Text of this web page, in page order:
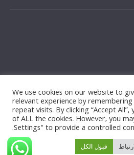
حي أجيبادم، شارع صاراياردي، أولوسان بلازا، بناء رقم:40, شقة:2 طابق: 3,We use cookies on our website to
relevant experience by
repeat visits. By clicking “Accept
of ALL the cookies. However, you
Settings" to provide a controlled
قبول الكل